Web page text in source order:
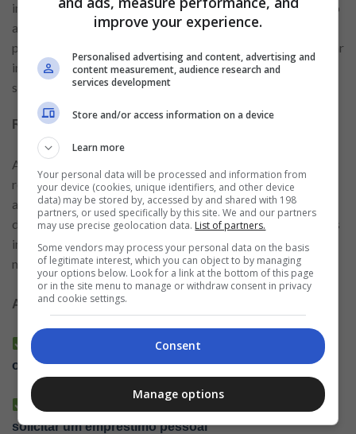
importante para responder rapidamente, caso seja solicitado
algum complemento. Esse acompanhamento ativo contribui
para um processo mais ágil e organizado, além de demonstrar
interesse e comprometimento com a finalização da
solicitação do cartão.
Recebendo e analisando a resposta da instituição
Ao final da análise, a instituição financeira informa o
resultado da solicitação. Em caso de aprovação, são
apresentados detalhes como limite concedido, taxas e
demais condições de uso. Se a resposta for negativa, algumas
instituições fornecem orientações gerais sobre possíveis
motivos.
Aqui estão outros artigos relacionados:
Guia completo para solicitar um cartão de crédito
online de forma eficiente e segura
Como melhorar sua avaliação de crédito antes de
solicitar um empréstimo pessoal
improve your experience.
Personalised advertising and content, advertising and
content measurement, audience research and
services development
Store and/or access information on a device
Learn more
Your personal data will be processed and information from
your device (cookies, unique identifiers, and other device
data) may be stored by, accessed by and shared with 198
partners, or used specifically by this site. We and our partners
may use precise geolocation data. List of partners.
Some vendors may process your personal data on the basis
of legitimate interest, which you can object to by managing
your options below. Look for a link at the bottom of this page
or in the site menu to manage or withdraw consent in privacy
and cookie settings.
Consent
Manage options